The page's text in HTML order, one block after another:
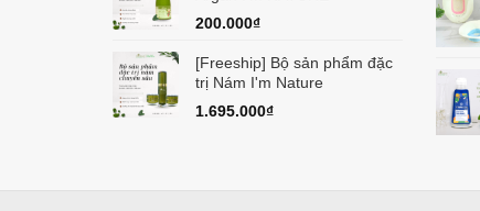
200.000₫
[Freeship] Bộ sản phẩm đặc
trị Nám I'm Nature
1.695.000₫